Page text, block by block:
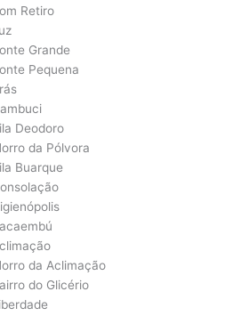
Retiro
Grande
Pequena
Deodoro
da Pólvora
Buarque
da Aclimação
do Glicério